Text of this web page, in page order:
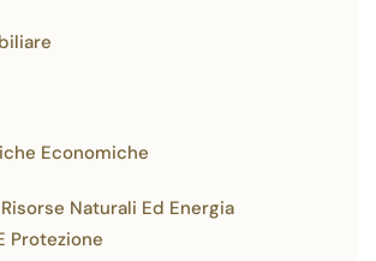
Economiche
Naturali Ed Energia
Protezione